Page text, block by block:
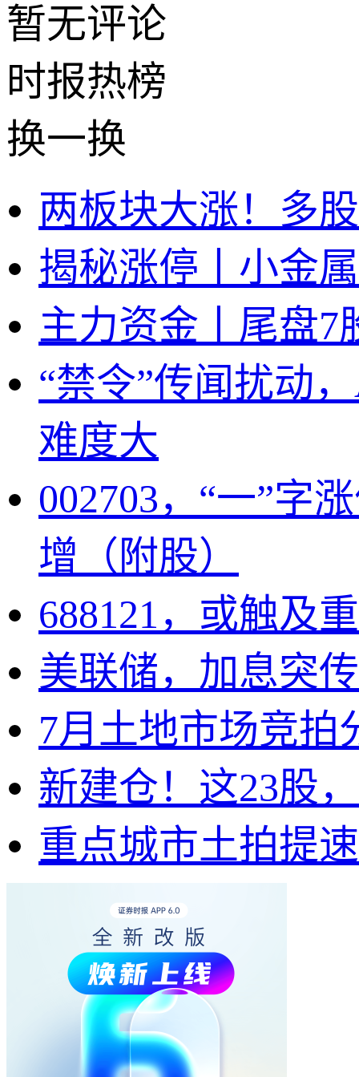
暂无评论
时报热榜
换一换
两板块大涨！多
揭秘涨停丨小金
主力资金丨尾盘7
“禁令”传闻扰动
难度大
002703，“一”字
增（附股）
688121，或触及
美联储，加息突
7月土地市场竞拍
新建仓！这23股
重点城市土拍提